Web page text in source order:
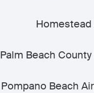
Homestead
Palm Beach County
Pompano Beach